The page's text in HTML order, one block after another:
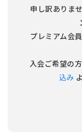
申し訳ありま
プレミアム会
入会ご希望の方
込み